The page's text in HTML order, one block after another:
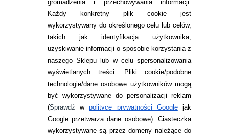
gromadzenia i przechowywania informacji.
Każdy konkretny plik cookie jest
wykorzystywany do określonego celu lub celów,
takich jak identyfikacja użytkownika,
uzyskiwanie informacji o sposobie korzystania z
naszego Sklepu lub w celu spersonalizowania
wyświetlanych treści.
Pliki cookie/podobne
technologie/dane osobowe użytkowników mogą
być wykorzystywane do personalizacji reklam
(Sprawdźwpolityce prywatności Googlejak
Google przetwarza dane osobowe). Ciasteczka
wykorzystywane są przez domeny należące do
INFORMACJE KONTAKTOWE
JAK ZAMAWIAĆ?
ZWROTY I REKLAMACJA
WARUNKI ZAKUPÓW